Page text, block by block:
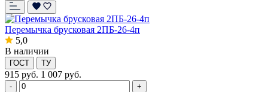
Перемычка брусковая 2ПБ-26-4п
5,0
В наличии
ГОСТ ТУ
915 руб. 1 007 руб.
-
+